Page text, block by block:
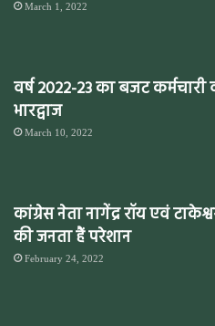
March 1, 2022
वर्ष 2022-23 का बजट
भारद्वाज
March 10, 2022
कांग्रेस नेता नागेंद्र रॉय एवं
की जनता हैं परेशान
February 24, 2022